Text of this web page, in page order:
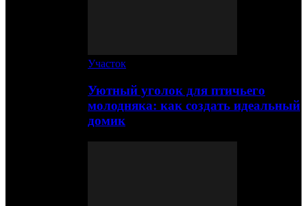
Участок
Уютный уголок для птичьего
молодняка: как создать идеальный
домик